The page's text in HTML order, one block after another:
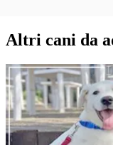
Altri cani da